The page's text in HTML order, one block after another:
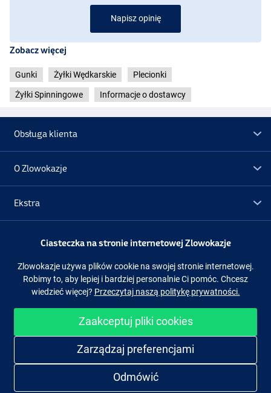
Napisz opinię
Zobacz więcej
Gunki Żyłki Wędkarskie Plecionki
Żyłki Spinningowe Informacje o dostawcy
Obsługa klienta
O Zlowokazje
Ekstra
Promocje
Obserwuj nas Facebook Instagram
Ciasteczka na stronie internetowej Zlowokazje
Zlowokazje używa plików cookie na swojej stronie internetowej.
Robimy to, aby lepiej i bardziej personalnie Ci pomóc. Chcesz
wiedzieć więcej? Przeczytaj naszą politykę prywatności.
Zaakceptuj pliki cookies
Zarządzaj preferencjami
Odmówić